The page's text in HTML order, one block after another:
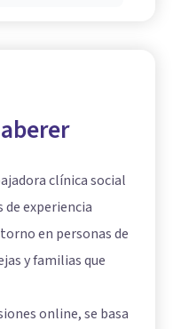
clínica social
de experiencia
en personas de
y familias que
online, se basa